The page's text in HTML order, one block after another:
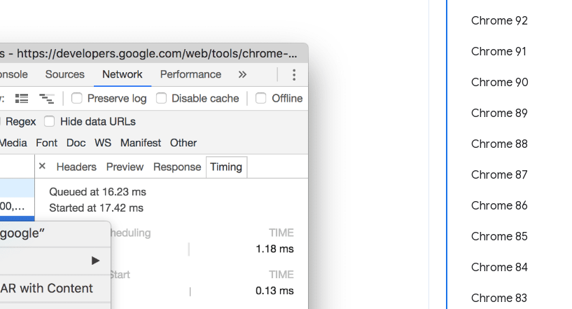
Chrome 92
Chrome 91
Chrome 90
Chrome 89
Chrome 88
Chrome 87
Chrome 86
Chrome 85
Chrome 84
Chrome 83